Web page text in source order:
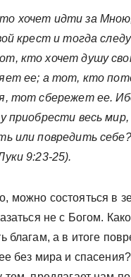
хочет идти за
крест и тогда
кто хочет душу
ее; а тот, кто
тот сбережет ее.
приобрести весь
или повредить
9:23-25).
можно состояться в
не с Богом.
благам, а в итоге
без мира и спасения?